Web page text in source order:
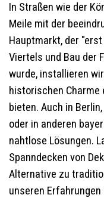
In Straßen wie der
Meile mit der
Hauptmarkt, der
Viertels und Bau der
wurde, installieren
historischen Charme
bieten. Auch in
oder in anderen
nahtlose Lösungen.
Spanndecken von
Alternative zu
unseren Erfahrungen